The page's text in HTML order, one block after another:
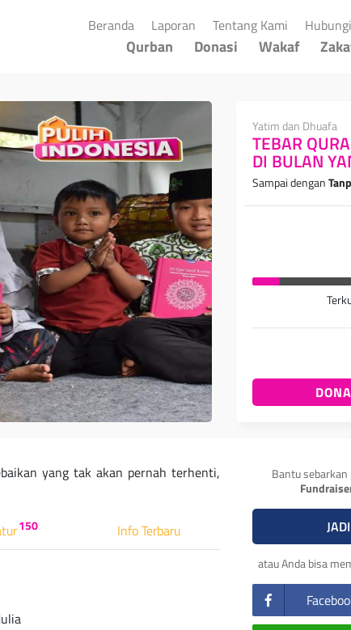
Beranda(current)
Laporan(current)
Tentang Kami(current)
Qurban Donasi Wakaf
Yatim dan Dhuafa
TEBAR
DI BULAN
Sampai dengan
yang tak akan pernah terhenti,
150 Info Terbaru
Bantu
atau Anda bisa